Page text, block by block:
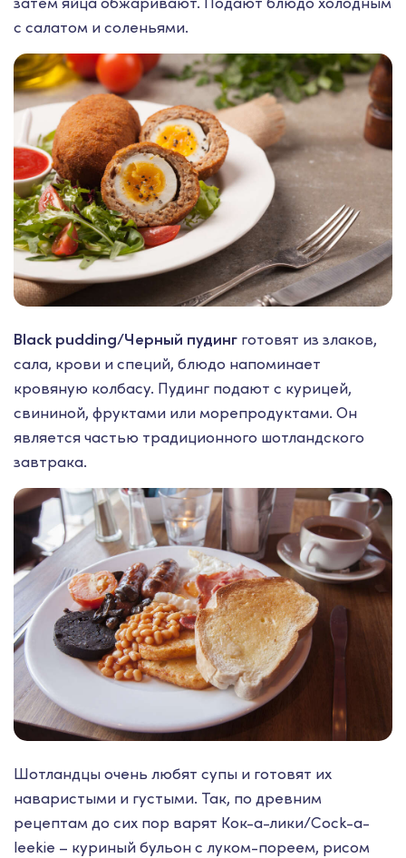
с салатом и соленьями.
Black pudding/Черный пудинг готовят из злаков,
сала, крови и специй, блюдо напоминает
кровяную колбасу. Пудинг подают с курицей,
свининой, фруктами или морепродуктами. Он
является частью традиционного шотландского
завтрака.
Шотландцы очень любят супы и готовят их
наваристыми и густыми. Так, по древним
рецептам до сих пор варят Кок-а-лики/Cock-a-
leekie – куриный бульон с луком-пореем, рисом